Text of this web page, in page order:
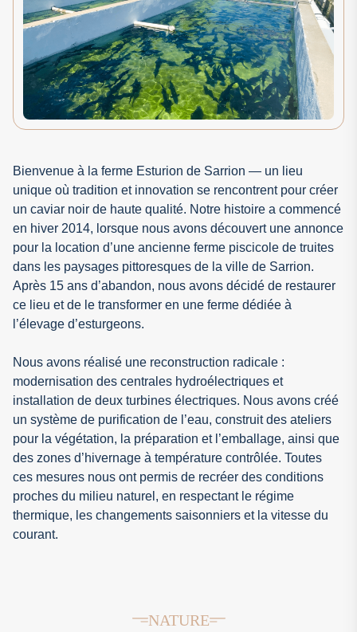
Bienvenue à la ferme Esturion de Sarrion — un lieu
unique où tradition et innovation se rencontrent pour créer
un caviar noir de haute qualité. Notre histoire a commencé
en hiver 2014, lorsque nous avons découvert une annonce
pour la location d’une ancienne ferme piscicole de truites
dans les paysages pittoresques de la ville de Sarrion.
Après 15 ans d’abandon, nous avons décidé de restaurer
ce lieu et de le transformer en une ferme dédiée à
l’élevage d’esturgeons.
Nous avons réalisé une reconstruction radicale :
modernisation des centrales hydroélectriques et
installation de deux turbines électriques. Nous avons créé
un système de purification de l’eau, construit des ateliers
pour la végétation, la préparation et l’emballage, ainsi que
des zones d’hivernage à température contrôlée. Toutes
ces mesures nous ont permis de recréer des conditions
proches du milieu naturel, en respectant le régime
thermique, les changements saisonniers et la vitesse du
courant.
NATURE